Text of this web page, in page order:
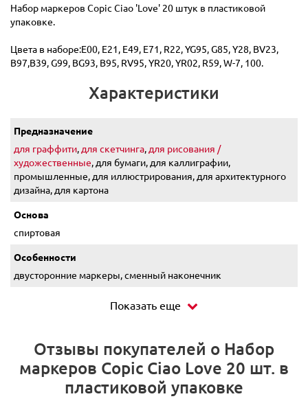
Набор маркеров Copic Ciao 'Love' 20 штук в пластиковой
упаковке.
Цвета в наборе:E00, E21, E49, E71, R22, YG95, G85, Y28, BV23,
B97,B39, G99, BG93, B95, RV95, YR20, YR02, R59, W-7, 100.
Характеристики
Предназначение
для граффити, для скетчинга, для рисования /
художественные, для бумаги, для каллиграфии,
промышленные, для иллюстрирования, для архитектурного
дизайна, для картона
Основа
спиртовая
Особенности
двусторонние маркеры, сменный наконечник
Показать еще
Отзывы покупателей о Набор
маркеров Copic Ciao Love 20 шт. в
пластиковой упаковке